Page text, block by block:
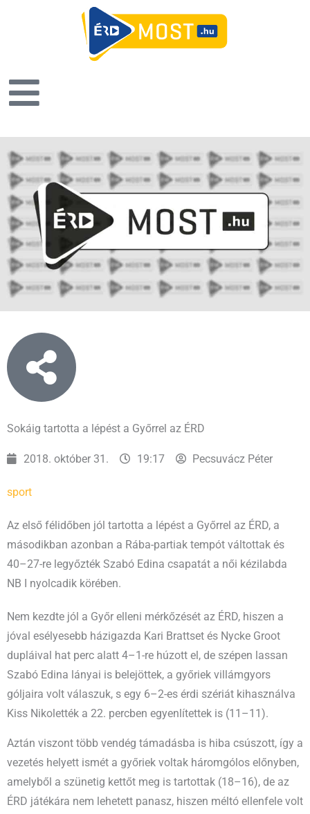
Sokáig tartotta a lépést a Győrrel az ÉRD
2018. október 31. 19:17 Pecsuvácz Péter
sport
Az első félidőben jól tartotta a lépést a Győrrel az ÉRD, a
másodikban azonban a Rába-partiak tempót váltottak és
40–27-re legyőzték Szabó Edina csapatát a női kézilabda
NB I nyolcadik körében.
Nem kezdte jól a Győr elleni mérkőzését az ÉRD, hiszen a
jóval esélyesebb házigazda Kari Brattset és Nycke Groot
dupláival hat perc alatt 4–1-re húzott el, de szépen lassan
Szabó Edina lányai is belejöttek, a győriek villámgyors
góljaira volt válaszuk, s egy 6–2-es érdi szériát kihasználva
Kiss Nikolették a 22. percben egyenlítettek is (11–11).
Aztán viszont több vendég támadásba is hiba csúszott, így a
vezetés helyett ismét a győriek voltak háromgólos előnyben,
amelyből a szünetig kettőt meg is tartottak (18–16), de az
ÉRD játékára nem lehetett panasz, hiszen méltó ellenfele volt